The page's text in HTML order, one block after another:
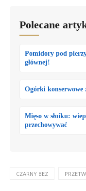
Polecane
Pomidory pod
głównej!
Ogórki konserwowe
Mięso w słoiku:
przechowywać
CZARNY BEZ